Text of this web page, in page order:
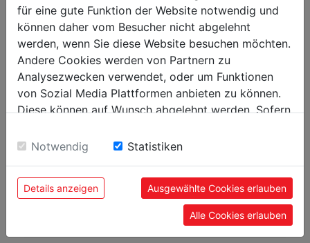
total dimensions in mm
580×430×660-1150
weight
gross weight in kg
6
net weight in kg
5.70
packaging
packaging width in mm
170
packaging length in mm
620
80
für eine gute Funktion der Website notwendig und
können daher vom Besucher nicht abgelehnt
werden, wenn Sie diese Website besuchen möchten.
Andere Cookies werden von Partnern zu
Analysezwecken verwendet, oder um Funktionen
von Sozial Media Plattformen anbieten zu können.
Diese können auf Wunsch abgelehnt werden. Sofern
Einwilligung zu unseren Cookies.
Notwendig Statistiken
Details anzeigen Ausgewählte Cookies erlauben
Alle Cookies erlauben